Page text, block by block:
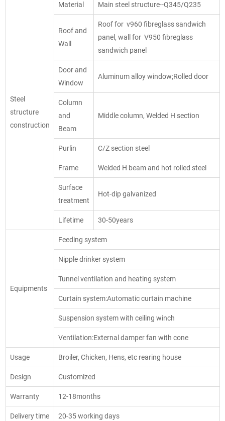
Steel
structure
construction
Material Main steel structure--Q345/Q235
Roof and
Wall
Roof for v960 fibreglass sandwich
panel, wall for V950 fibreglass
sandwich panel
Door and
Window
Aluminum alloy window;Rolled door
Column
and
Beam
Middle column, Welded H section
Purlin C/Z section steel
Frame Welded H beam and hot rolled steel
Surface
treatment
Hot-dip galvanized
Lifetime 30-50years
Equipments
Feeding system
Nipple drinker system
Tunnel ventilation and heating system
Curtain system:Automatic curtain machine
Suspension system with ceiling winch
Ventilation:External damper fan with cone
Usage Broiler, Chicken, Hens, etc rearing house
Design Customized
Warranty 12-18months
Delivery time 20-35 working days